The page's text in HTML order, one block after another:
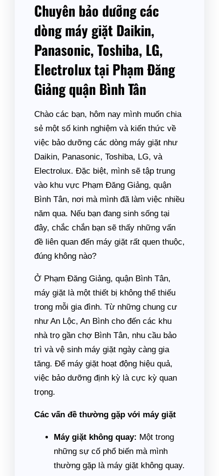
Chuyên bảo dưỡng các
dòng máy giặt Daikin,
Panasonic, Toshiba, LG,
Electrolux tại Phạm Đăng
Giảng quận Bình Tân
Chào các bạn, hôm nay mình muốn chia
sẻ một số kinh nghiệm và kiến thức về
việc bảo dưỡng các dòng máy giặt như
Daikin, Panasonic, Toshiba, LG, và
Electrolux. Đặc biệt, mình sẽ tập trung
vào khu vực Phạm Đăng Giảng, quận
Bình Tân, nơi mà mình đã làm việc nhiều
năm qua. Nếu bạn đang sinh sống tại
đây, chắc chắn bạn sẽ thấy những vấn
đề liên quan đến máy giặt rất quen thuộc,
đúng không nào?
Ở Phạm Đăng Giảng, quận Bình Tân,
máy giặt là một thiết bị không thể thiếu
trong mỗi gia đình. Từ những chung cư
như An Lộc, An Bình cho đến các khu
nhà trọ gần chợ Bình Tân, nhu cầu bảo
trì và vệ sinh máy giặt ngày càng gia
tăng. Để máy giặt hoạt động hiệu quả,
việc bảo dưỡng định kỳ là cực kỳ quan
trọng.
Các vấn đề thường gặp với máy giặt
Máy giặt không quay: Một trong
những sự cố phổ biến mà mình
thường gặp là máy giặt không quay.